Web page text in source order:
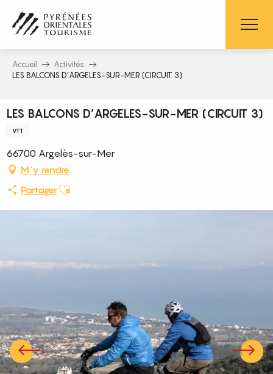
contenu
principal
Accueil
Activités
LES BALCONS D’ARGELES-SUR-MER (CIRCUIT 3)
LES BALCONS D’ARGELES-SUR-MER (CIRCUIT 3)
VTT
66700 Argelès-sur-Mer
M'y rendre
PartagerAjouter aux favoris